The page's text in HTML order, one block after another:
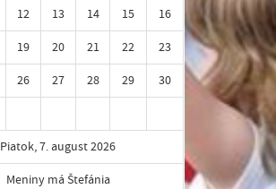
12 13 14 15
16
19 20 21 22
23
26 27 28 29
30
Piatok, 7. august 2026
Meniny má Štefánia